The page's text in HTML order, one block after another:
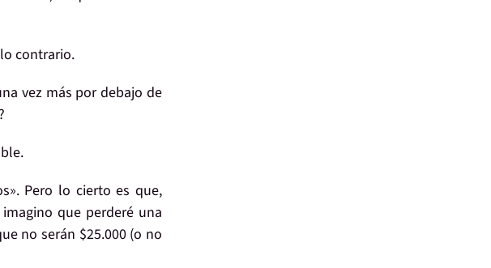
contrario.
vez más por debajo de
Pero lo cierto es que,
que perderé una
no serán $25.000 (o no